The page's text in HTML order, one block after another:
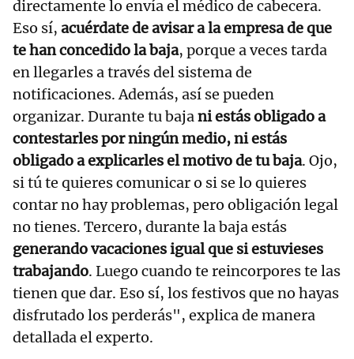
directamente lo envía el médico de cabecera.
Eso sí, acuérdate de avisar a la empresa de que
te han concedido la baja, porque a veces tarda
en llegarles a través del sistema de
notificaciones. Además, así se pueden
organizar. Durante tu bajani estás obligado a
contestarles por ningún medio, ni estás
obligado a explicarles el motivo de tu baja. Ojo,
si tú te quieres comunicar o si se lo quieres
contar no hay problemas, pero obligación legal
no tienes. Tercero, durante la baja estás
generando vacaciones igual que si estuvieses
trabajando. Luego cuando te reincorpores te las
tienen que dar. Eso sí, los festivos que no hayas
disfrutado los perderás", explica de manera
detallada el experto.